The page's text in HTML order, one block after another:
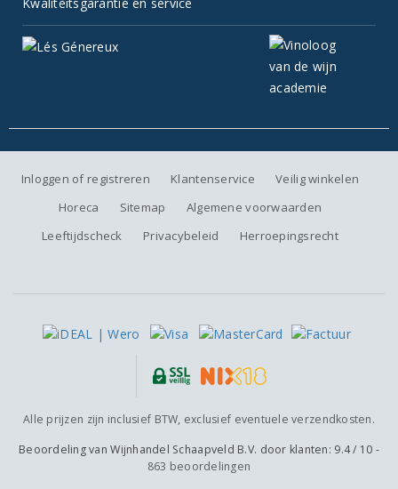
Inloggen of registreren Klantenservice
Veilig winkelen
Horeca
Sitemap
Algemene voorwaarden
Leeftijdscheck
Privacybeleid Herroepingsrecht
Alle prijzen zijn inclusief BTW, exclusief eventuele verzendkosten.
Beoordeling vanWijnhandel Schaapveld B.V. door klanten: 9.4/ 10 -
863 beoordelingen